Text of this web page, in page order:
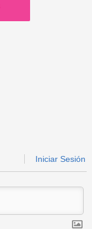
Iniciar Sesión